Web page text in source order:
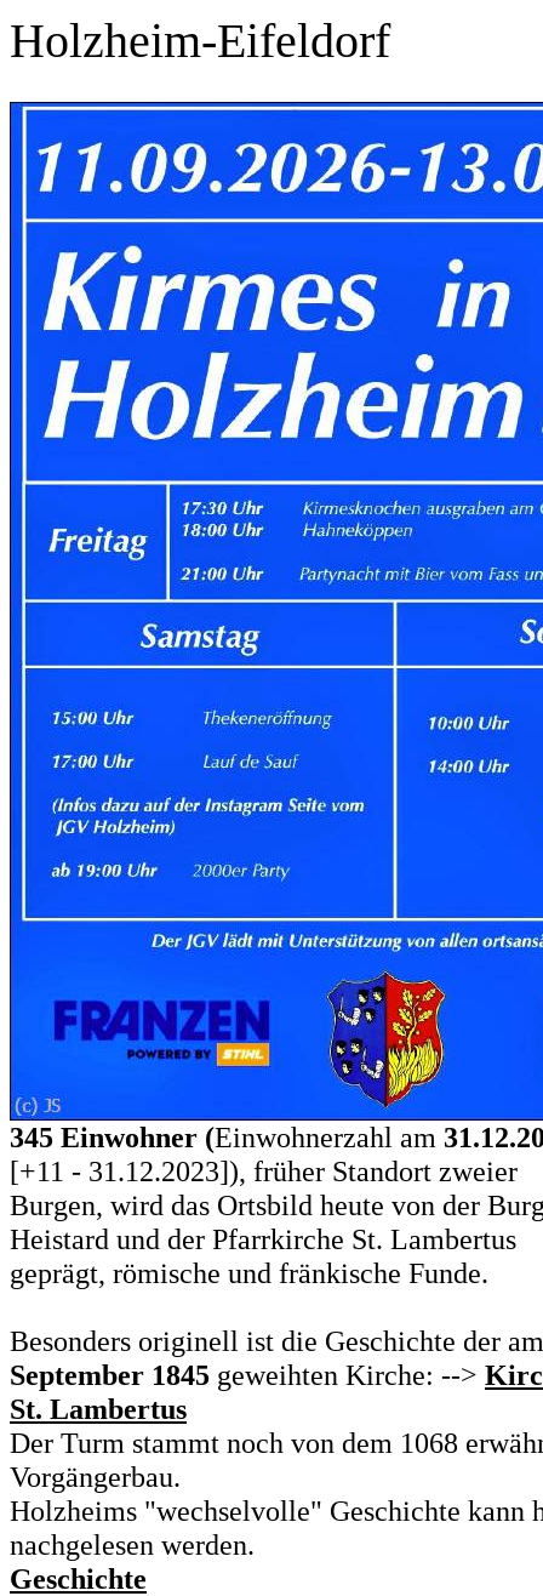
Holzheim-Eifeldorf
345 Einwohner (Einwohnerzahl am
[+11 - 31.12.2023]), früher Standort zweier
Burgen, wird das Ortsbild heute von der
Heistard und der Pfarrkirche St. Lambertus
geprägt, römische und fränkische Funde.
Besonders originell ist die Geschichte der am
September 1845 geweihten Kirche: -->
St. Lambertus
Der Turm stammt noch von dem 1068
Vorgängerbau.
Holzheims "wechselvolle" Geschichte kann
nachgelesen werden.
Geschichte